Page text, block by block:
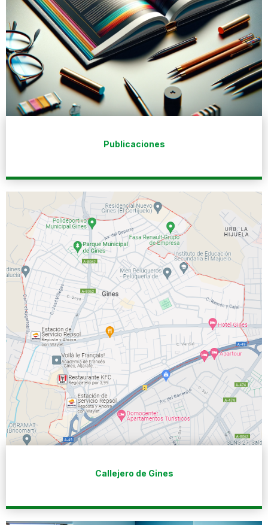
Publicaciones
Callejero de Gines